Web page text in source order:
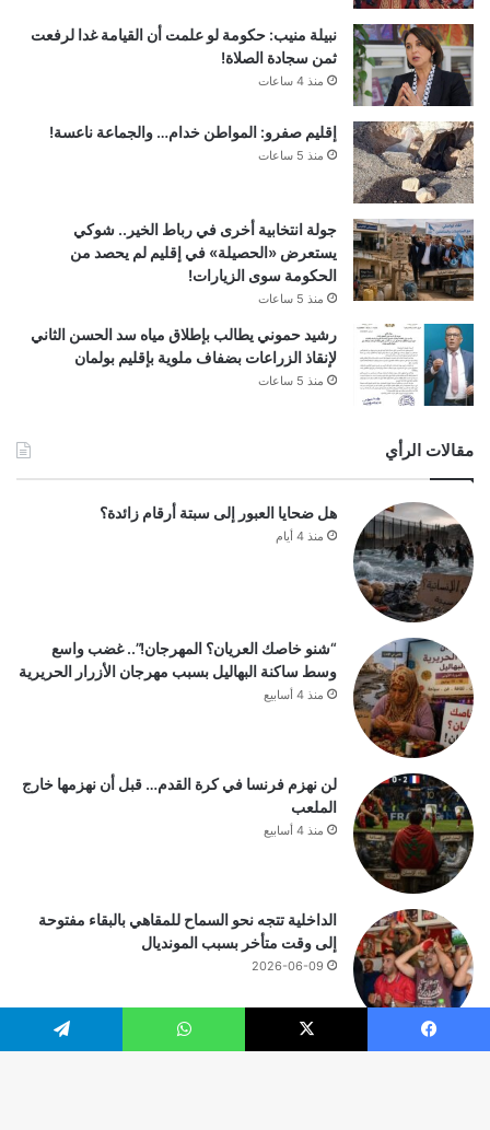
نبيلة منيب: حكومة لو علمت أن القيامة غدا لرفعت
ثمن سجادة الصلاة!
منذ 4 ساعات
إقليم صفرو: المواطن خدام… والجماعة ناعسة!
منذ 5 ساعات
جولة انتخابية أخرى في رباط الخير.. شوكي
يستعرض «الحصيلة» في إقليم لم يحصد من
الحكومة سوى الزيارات!
منذ 5 ساعات
رشيد حموني يطالب بإطلاق مياه سد الحسن الثاني
لإنقاذ الزراعات بضفاف ملوية بإقليم بولمان
منذ 5 ساعات
مقالات الرأي
هل ضحايا العبور إلى سبتة أرقام زائدة؟
منذ 4 أيام
“شنو خاصك العريان؟ المهرجان!”.. غضب واسع
وسط ساكنة البهاليل بسبب مهرجان الأزرار الحريرية
منذ 4 أسابيع
لن نهزم فرنسا في كرة القدم… قبل أن نهزمها خارج
الملعب
منذ 4 أسابيع
الداخلية تتجه نحو السماح للمقاهي بالبقاء مفتوحة
إلى وقت متأخر بسبب المونديال
2026-06-09
فيسبوك ‫X واتساب تيلقرام